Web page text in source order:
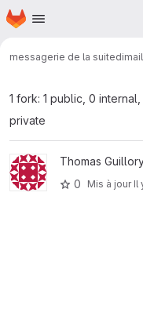
Passer au contenu principal
Page d'accueil
messagerie de la suite
1 fork: 1 public, 0
private
Afficher le projet dimail-
Thomas
0
Mis à jour Il